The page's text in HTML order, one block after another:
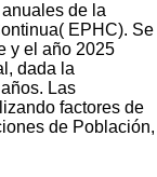
de la
EPHC). Se
y el año 2025
dada la
Las
factores de
de Población,